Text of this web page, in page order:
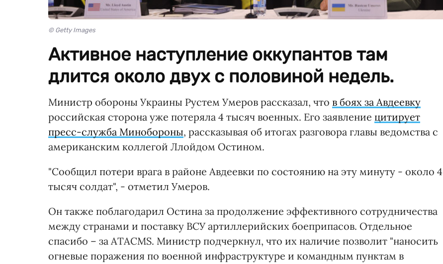
© Getty Images
Активное наступление оккупантов там
длится около двух с половиной недель.
Министр обороны Украины Рустем Умеров рассказал, что в боях за Авдеевку
российская сторона уже потеряла 4 тысяч военных. Его заявление цитирует
пресс-служба Минобороны, рассказывая об итогах разговора главы ведомства с
американским коллегой Ллойдом Остином.
"Сообщил потери врага в районе Авдеевки по состоянию на эту минуту - около 4
тысяч солдат", - отметил Умеров.
Он также поблагодарил Остина за продолжение эффективного сотрудничества
между странами и поставку ВСУ артиллерийских боеприпасов. Отдельное
спасибо – за ATACMS. Министр подчеркнул, что их наличие позволит "наносить
огневые поражения по военной инфраструктуре и командным пунктам в